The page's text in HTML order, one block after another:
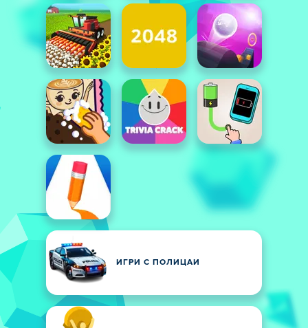
ИГРИ С ПОЛИЦАИ